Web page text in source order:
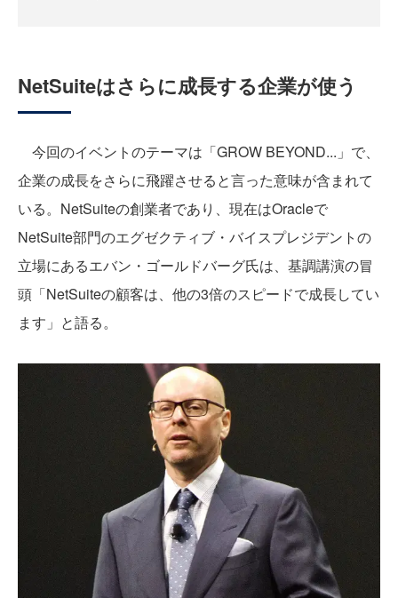
NetSuiteはさらに成長する企業が使う
今回のイベントのテーマは「GROW BEYOND...」で、
企業の成長をさらに飛躍させると言った意味が含まれて
いる。NetSuiteの創業者であり、現在はOracleで
NetSuite部門のエグゼクティブ・バイスプレジデントの
立場にあるエバン・ゴールドバーグ氏は、基調講演の冒
頭「NetSuiteの顧客は、他の3倍のスピードで成長してい
ます」と語る。